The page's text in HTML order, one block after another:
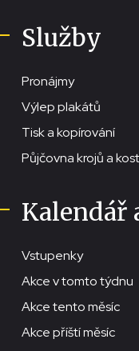
Služby
Pronájmy
Výlep plakátů
Tisk a kopírování
Půjčovna krojů a
Kalendář
Vstupenky
Akce v tomto týdnu
Akce tento měsíc
Akce příští měsíc